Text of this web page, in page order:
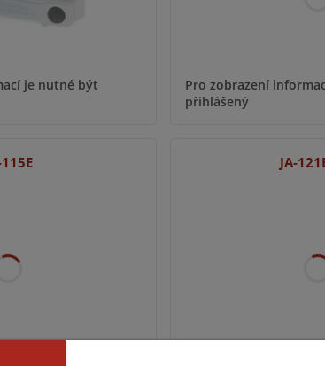
je nutné být
Pro zobrazení
přihlášený
115E JA-